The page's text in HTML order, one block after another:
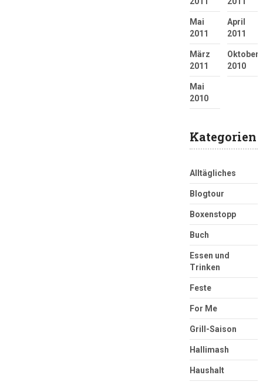
Mai
2011
April
2011
März
2011
Oktober
2010
Mai
2010
Kategorien
Alltägliches
Blogtour
Boxenstopp
Buch
Essen und
Trinken
Feste
For Me
Grill-Saison
Hallimash
Haushalt